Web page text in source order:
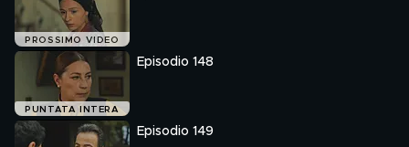
PROSSIMO VIDEO
PUNTATA INTERA
Episodio 148
Episodio 149